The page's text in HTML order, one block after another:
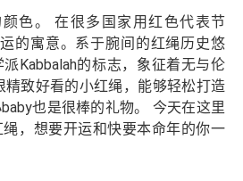
色。 在很多国家用红色代表节
的寓意。系于腕间的红绳历史悠
Kabbalah的标志，象征着无与伦
精致好看的小红绳，能够轻松打造
也是很棒的礼物。 今天在这里
，想要开运和快要本命年的你一